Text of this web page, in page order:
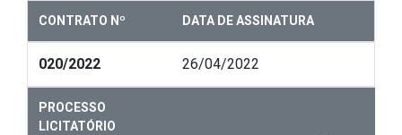
CONTRATO Nº DATA DE ASSINATURA
020/2022 26/04/2022
PROCESSO
LICITATÓRIO